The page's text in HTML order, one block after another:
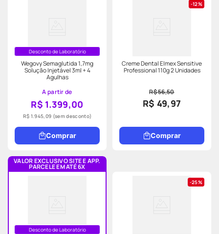
Desconto de Laboratório
Wegovy Semaglutida 1,7mg
Solução Injetável 3ml + 4
Agulhas
A partir de
R$ 1.399,00
R$ 1.945,09 (sem desconto)
Comprar
12%
Creme Dental Elmex Sensitive
Professional 110g 2 Unidades
R$ 56,50
R$ 49,97
Comprar
VALOR EXCLUSIVO SITE E APP.
PARCELE EM ATÉ 6X
Desconto de Laboratório
25%